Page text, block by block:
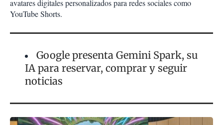
avatares digitales personalizados para redes sociales como
YouTube Shorts.
Google presenta Gemini Spark, su
IA para reservar, comprar y seguir
noticias